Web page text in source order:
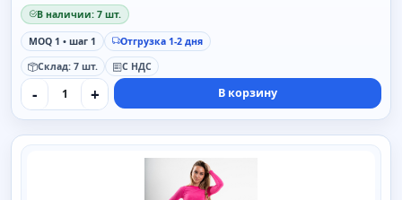
В наличии: 7 шт.
MOQ 1 • шаг 1
Отгрузка 1-2 дня
Склад: 7 шт.
С НДС
- + В корзину
SAIMAA